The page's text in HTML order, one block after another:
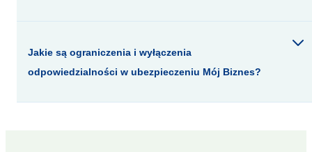
Jakie są ograniczenia i wyłączenia
odpowiedzialności w ubezpieczeniu Mój Biznes?